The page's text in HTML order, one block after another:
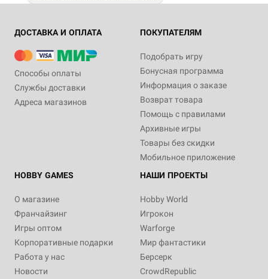
ДОСТАВКА И ОПЛАТА
Способы оплаты
Службы доставки
Адреса магазинов
ПОКУПАТЕЛЯМ
Подобрать игру
Бонусная программа
Информация о заказе
Возврат товара
Помощь с правилами
Архивные игры
Товары без скидки
Мобильное приложение
HOBBY GAMES
О магазине
Франчайзинг
Игры оптом
Корпоративные подарки
Работа у нас
Новости
НАШИ ПРОЕКТЫ
Hobby World
Игрокон
Warforge
Мир фантастики
Берсерк
CrowdRepublic